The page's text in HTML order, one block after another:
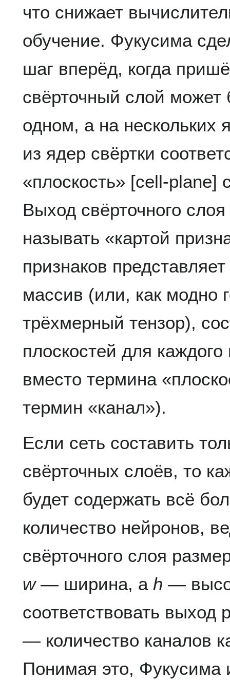
что снижает
обучение. Фукусима
шаг вперёд, когда
свёрточный слой может
одном, а на нескольких
из ядер свёртки
«плоскость» [cell-plane]
Выход свёрточного
называть «картой
признаков
массив (или, как модно
трёхмерный тензор),
плоскостей для
вместо термина
термин «канал»).
Если сеть составить
свёрточных слоёв, то
будет содержать всё
количество нейронов,
свёрточного слоя
w— ширина, а h —
соответствовать
— количество каналов
Понимая это, Фукусима